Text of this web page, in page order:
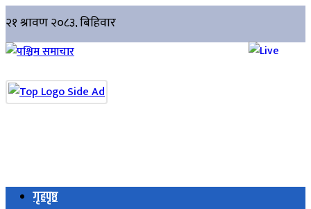
गृहपृष्ठ